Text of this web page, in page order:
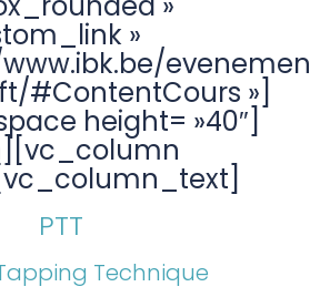
»
www.ibk.be/
#ContentCours »]
height= »40″]
PTT
Technique